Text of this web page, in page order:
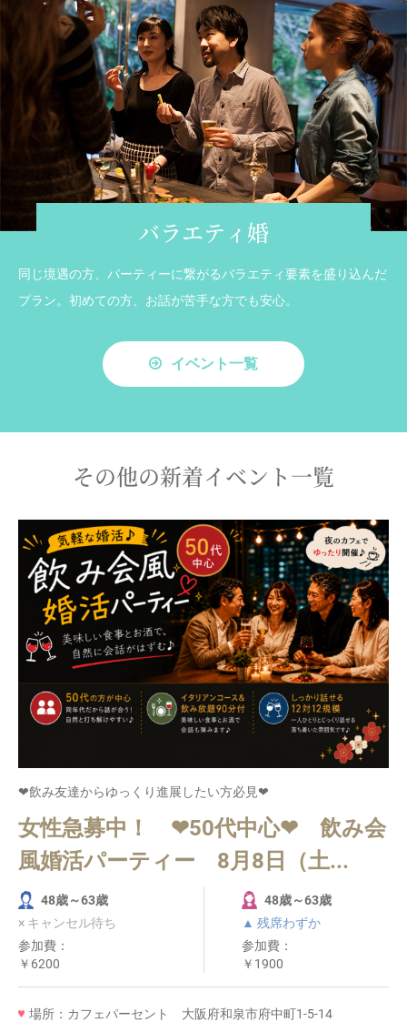
バラエティ婚
同じ境遇の方、パーティーに繋がるバラエティ要素を盛り込んだ
プラン。初めての方、お話が苦手な方でも安心。
イベント一覧
その他の新着イベント一覧
❤飲み友達からゆっくり進展したい方必見❤
女性急募中！ ❤50代中心❤ 飲み会
風婚活パーティー 8月8日（土...
48歳～63歳
× キャンセル待ち
参加費：
￥6200
48歳～63歳
▲ 残席わずか
参加費：
￥1900
場所：カフェパーセント 大阪府和泉市府中町1-5-14